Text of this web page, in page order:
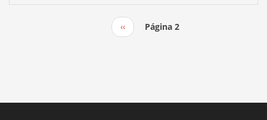
Página
anterior
‹‹ Página 2